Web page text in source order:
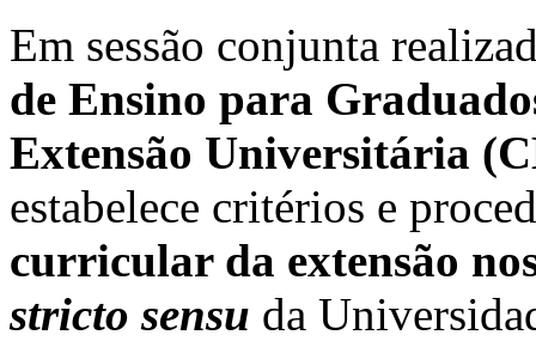
Em sessão conjunta
de Ensino para
Extensão Universitária
estabelece critérios e
curricular da extensão
stricto sensu da